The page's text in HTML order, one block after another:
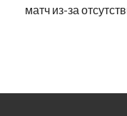
матч из-за